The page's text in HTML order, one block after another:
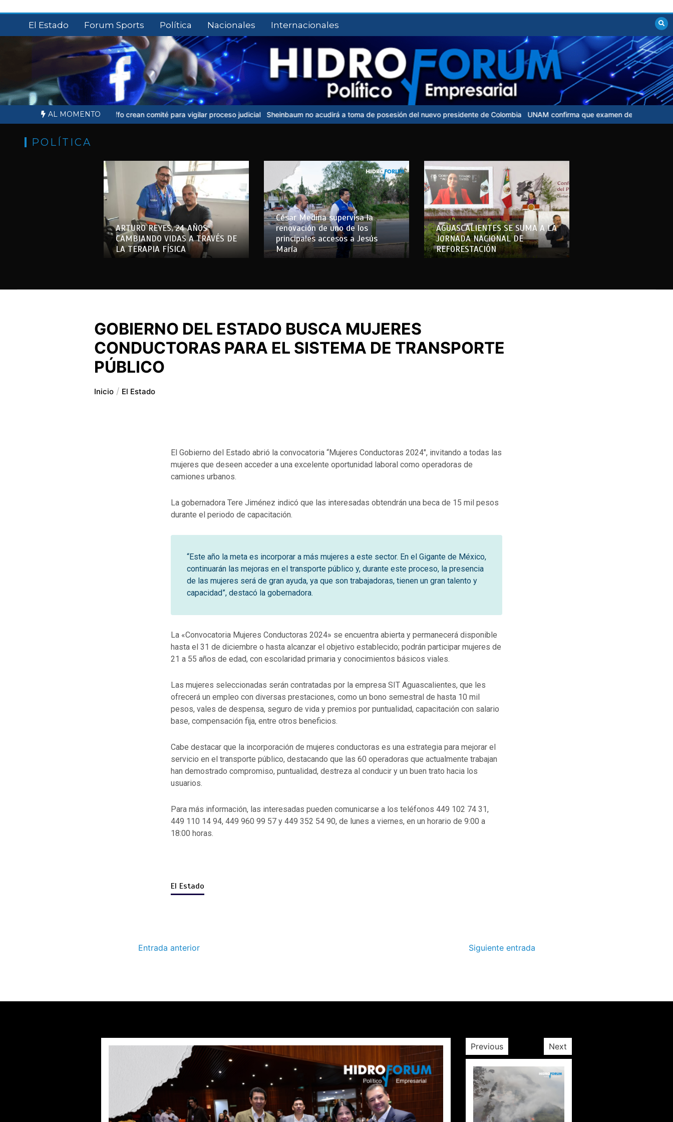
contenidoEl Estado Forum Sports Política Nacionales Internacionales
AL MOMENTO
de Ernesto Ruffo crean comité para vigilar proceso judicial Sheinbaum no acudirá a toma de posesión del nuevo presidente de Colombia UNAM confirma que examen de control para aspirantes no
POLÍTICA
ARTURO REYES, 24 AÑOS
CAMBIANDO VIDAS A TRAVÉS DE
LA TERAPIA FÍSICA
César Medina supervisa la
renovación de uno de los
principales accesos a Jesús
María
AGUASCALIENTES SE SUMA A LA
JORNADA NACIONAL DE
REFORESTACIÓN
GOBIERNO DEL ESTADO BUSCA MUJERES
CONDUCTORAS PARA EL SISTEMA DE TRANSPORTE
PÚBLICO
Inicio El Estado
El Gobierno del Estado abrió la convocatoria “Mujeres Conductoras 2024″, invitando a todas las
mujeres que deseen acceder a una excelente oportunidad laboral como operadoras de
camiones urbanos.
La gobernadora Tere Jiménez indicó que las interesadas obtendrán una beca de 15 mil pesos
durante el periodo de capacitación.
“Este año la meta es incorporar a más mujeres a este sector. En el Gigante de México,
continuarán las mejoras en el transporte público y, durante este proceso, la presencia
de las mujeres será de gran ayuda, ya que son trabajadoras, tienen un gran talento y
capacidad”, destacó la gobernadora.
La «Convocatoria Mujeres Conductoras 2024» se encuentra abierta y permanecerá disponible
hasta el 31 de diciembre o hasta alcanzar el objetivo establecido; podrán participar mujeres de
21 a 55 años de edad, con escolaridad primaria y conocimientos básicos viales.
Las mujeres seleccionadas serán contratadas por la empresa SIT Aguascalientes, que les
ofrecerá un empleo con diversas prestaciones, como un bono semestral de hasta 10 mil
pesos, vales de despensa, seguro de vida y premios por puntualidad, capacitación con salario
base, compensación fija, entre otros beneficios.
Cabe destacar que la incorporación de mujeres conductoras es una estrategia para mejorar el
servicio en el transporte público, destacando que las 60 operadoras que actualmente trabajan
han demostrado compromiso, puntualidad, destreza al conducir y un buen trato hacia los
usuarios.
Para más información, las interesadas pueden comunicarse a los teléfonos 449 102 74 31,
449 110 14 94, 449 960 99 57 y 449 352 54 90, de lunes a viernes, en un horario de 9:00 a
18:00 horas.
El Estado
Entrada anterior Siguiente entrada
Previous Next